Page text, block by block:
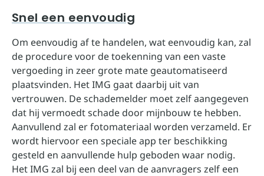
Snel een eenvoudig
Om eenvoudig af te handelen, wat eenvoudig kan, zal
de procedure voor de toekenning van een vaste
vergoeding in zeer grote mate geautomatiseerd
plaatsvinden. Het IMG gaat daarbij uit van
vertrouwen. De schademelder moet zelf aangegeven
dat hij vermoedt schade door mijnbouw te hebben.
Aanvullend zal er fotomateriaal worden verzameld. Er
wordt hiervoor een speciale app ter beschikking
gesteld en aanvullende hulp geboden waar nodig.
Het IMG zal bij een deel van de aanvragers zelf een